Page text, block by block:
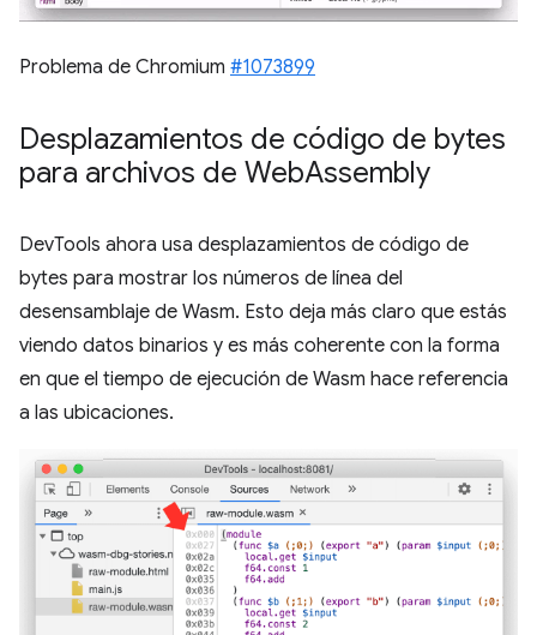
Problema de Chromium #1073899
Desplazamientos de código de bytes
para archivos de WebAssembly
DevTools ahora usa desplazamientos de código de
bytes para mostrar los números de línea del
desensamblaje de Wasm. Esto deja más claro que estás
viendo datos binarios y es más coherente con la forma
en que el tiempo de ejecución de Wasm hace referencia
a las ubicaciones.